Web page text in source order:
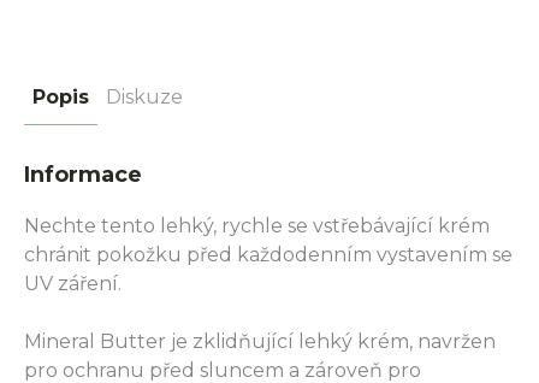
Popis Diskuze
Informace
Nechte tento lehký, rychle se vstřebávající krém
chránit pokožku před každodenním vystavením se
UV záření.
Mineral Butter je zklidňující lehký krém, navržen
pro ochranu před sluncem a zároveň pro